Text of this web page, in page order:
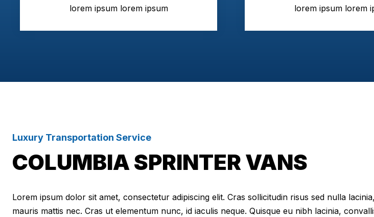
lorem ipsum lorem ipsum
lorem ipsum lorem
Luxury Transportation Service
COLUMBIA SPRINTER VANS
Lorem ipsum dolor sit amet, consectetur adipiscing elit. Cras sollicitudin risus sed nulla
mauris mattis nec. Cras ut elementum nunc, id iaculis neque. Quisque eu nibh lacinia,